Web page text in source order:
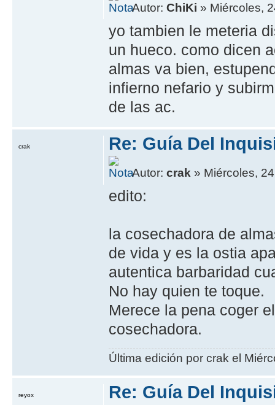
Autor:ChiKi » Miércoles,
yo tambien le meteria
un hueco. como dicen
almas va bien,
infierno nefario y
de las ac.
Re: Guía Del
Autor:crak » Miércoles,
edito:
la cosechadora de
de vida y es la ostia
autentica barbaridad
No hay quien te toque.
Merece la pena coger
cosechadora.
Última edición por crak el
crak
Re: Guía Del
reyox